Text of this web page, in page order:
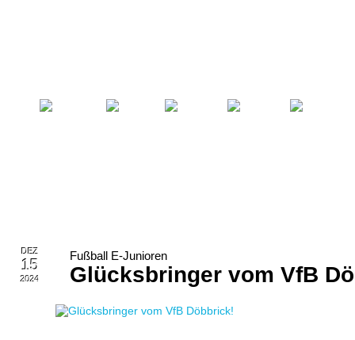
DEZ
15
2024
Fußball E-Junioren
Glücksbringer vom VfB